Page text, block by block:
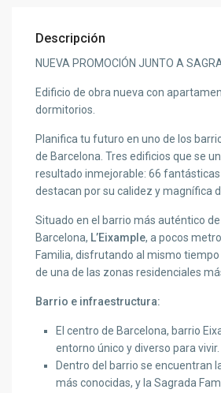
Descripción
NUEVA PROMOCIÓN JUNTO A
Edificio de obra nueva con
dormitorios.
Planifica tu futuro en uno de los
de Barcelona. Tres edificios que se
resultado inmejorable: 66
destacan por su calidez y magnífica
Situado en el barrio más auténtico de
Barcelona, L’Eixample, a pocos
Familia, disfrutando al mismo
de una de las zonas residenciales
Barrio e infraestructura:
El centro de Barcelona, barrio
entorno único y diverso para vivir.
Dentro del barrio se encuentran
más conocidas, y la Sagrada